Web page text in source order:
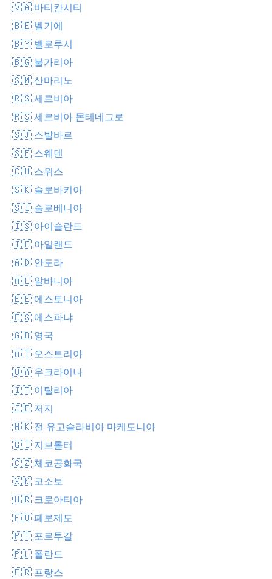
🇻🇦 바티칸시티
🇧🇪 벨기에
🇧🇾 벨로루시
🇧🇬 불가리아
🇸🇲 산마리노
🇷🇸 세르비아
🇷🇸 세르비아 몬테네그로
🇸🇯 스발바르
🇸🇪 스웨덴
🇨🇭 스위스
🇸🇰 슬로바키아
🇸🇮 슬로베니아
🇮🇸 아이슬란드
🇮🇪 아일랜드
🇦🇩 안도라
🇦🇱 알바니아
🇪🇪 에스토니아
🇪🇸 에스파냐
🇬🇧 영국
🇦🇹 오스트리아
🇺🇦 우크라이나
🇮🇹 이탈리아
🇯🇪 저지
🇲🇰 전 유고슬라비아 마케도니아
🇬🇮 지브롤터
🇨🇿 체코공화국
🇽🇰 코소보
🇭🇷 크로아티아
🇫🇴 페로제도
🇵🇹 포르투갈
🇵🇱 폴란드
🇫🇷 프랑스